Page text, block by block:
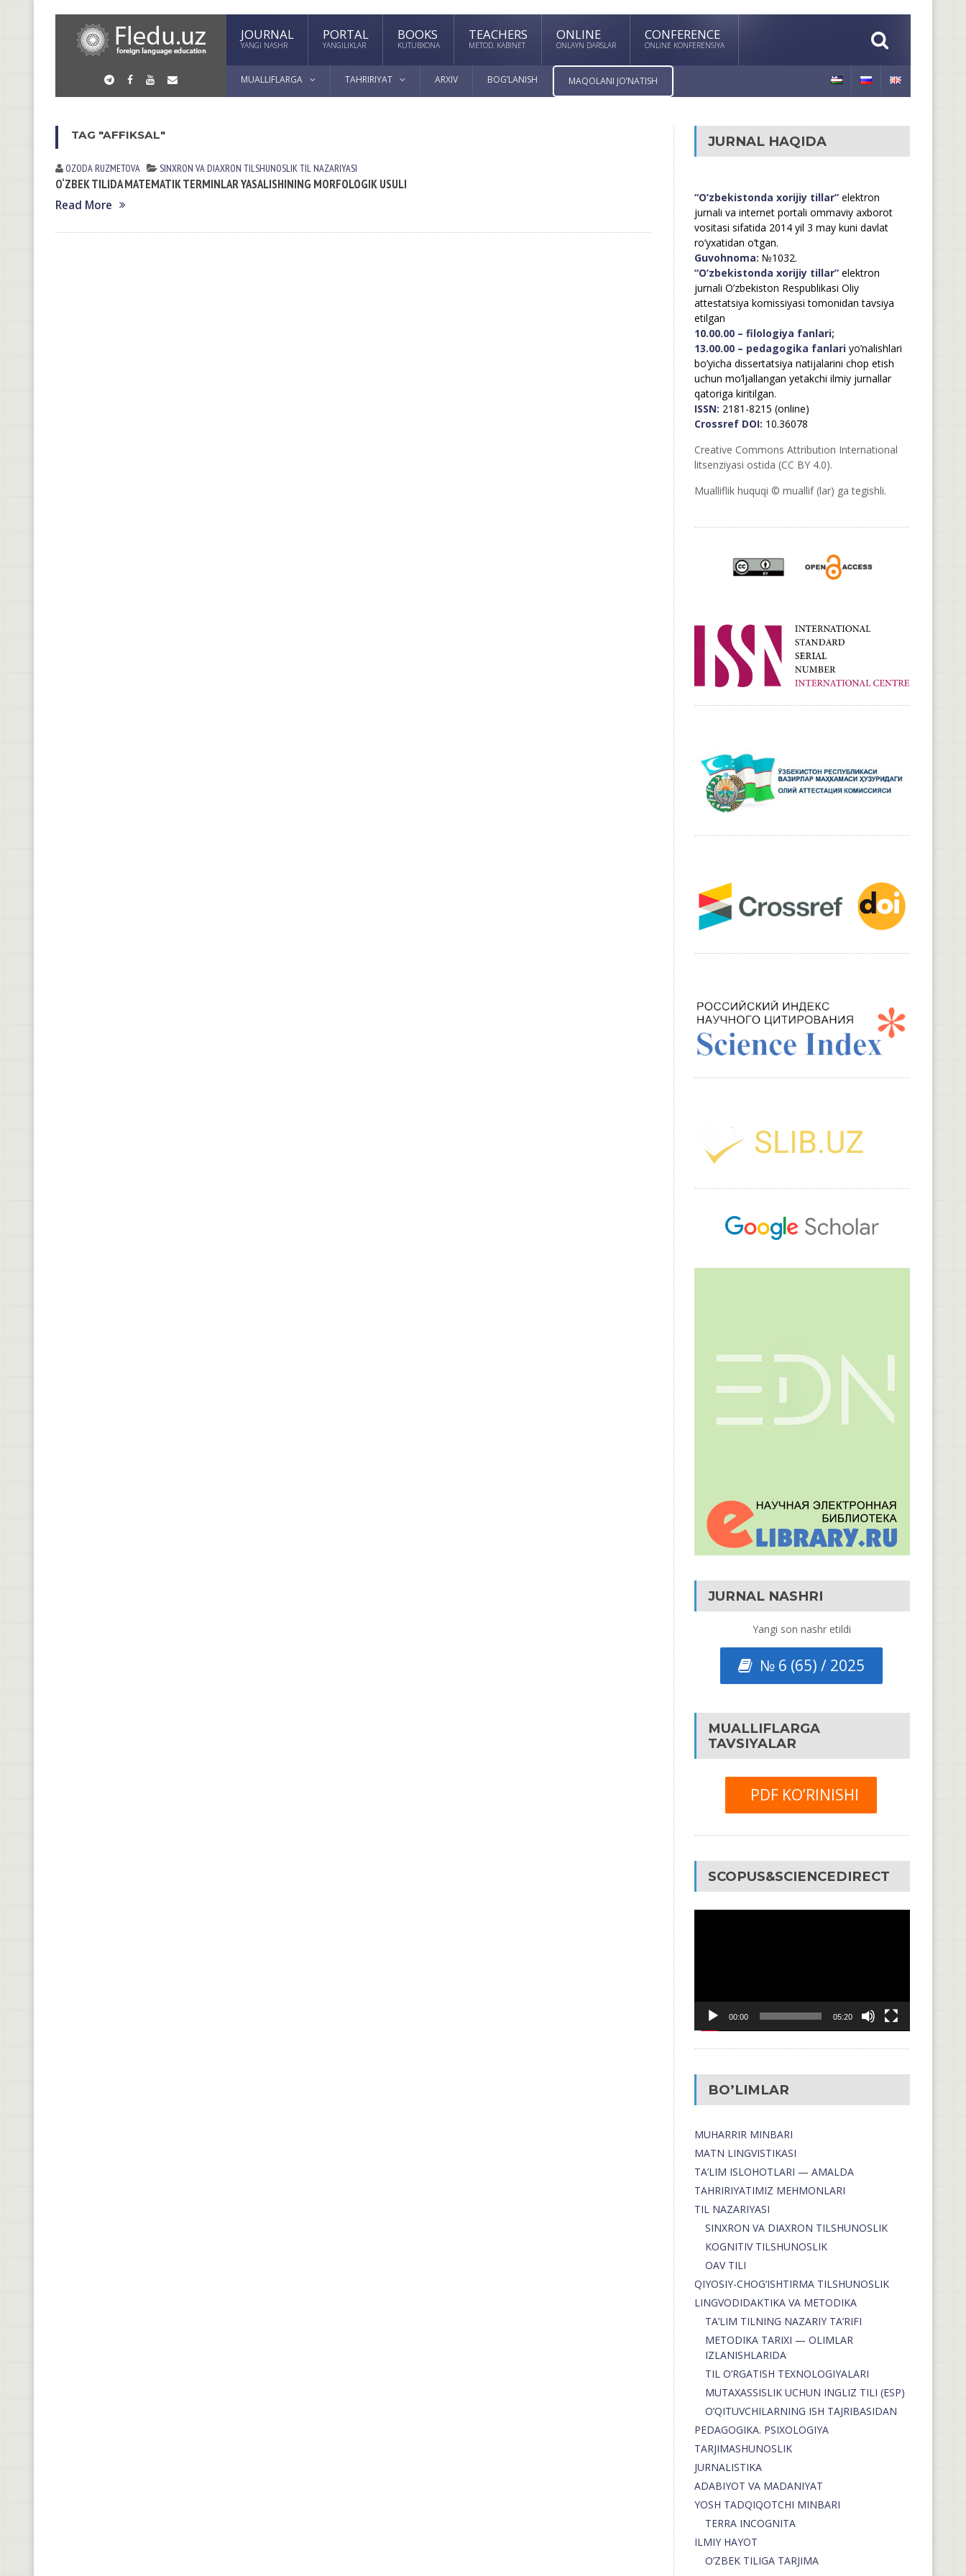
JOURNAL
YANGI NASHR
PORTAL
YANGILIKLAR
BOOKS
KUTUBXONA
TEACHERS
METOD. KABINET
ONLINE
ONLAYN DARSLAR
CONFERENCE
ONLINE KONFERENSIYA
MUALLIFLARGA TAHRIRIYAT ARXIV BOG’LANISH MAQOLANI JO’NATISH
TAG "AFFIKSAL"
OZODA RUZMETOVА SINXRON VА DIАXRON TILSHUNOSLIKTIL NАZАRIYASI
O‘ZBEK TILIDA MATEMATIK TERMINLAR YASALISHINING MORFOLOGIK USULI
Read More
JURNAL HAQIDA
“O’zbekistonda xorijiy tillar”elektron
jurnali va internet portali ommaviy axborot
vositasi sifatida 2014 yil 3 may kuni davlat
ro’yxatidan o’tgan.
Guvohnoma: №1032.
“O’zbekistonda xorijiy tillar”elektron
jurnali O’zbekiston Respublikasi Oliy
attestatsiya komissiyasi tomonidan tavsiya
etilgan
10.00.00 – filologiya fanlari;
13.00.00 – pedagogika fanlariyo’nalishlari
bo’yicha dissertatsiya natijalarini chop etish
uchun mo’ljallangan yetakchi ilmiy jurnallar
qatoriga kiritilgan.
ISSN: 2181-8215 (online)
Crossref DOI: 10.36078
Creative Commons Attribution International
litsenziyasi ostida (CC BY 4.0).
Mualliflik huquqi © muallif (lar) ga tegishli.
JURNAL NASHRI
Yangi son nashr etildi
№ 6 (65) / 2025
MUALLIFLARGA
TAVSIYALAR
PDF KO’RINISHI
SCOPUS&SCIENCEDIRECT
00:00 05:20
BO’LIMLAR
MUHARRIR MINBARI
MATN LINGVISTIKASI
TA’LIM ISLOHOTLARI — AMALDA
TAHRIRIYATIMIZ MEHMONLARI
TIL NAZARIYASI
SINXRON VA DIAXRON TILSHUNOSLIK
KOGNITIV TILSHUNOSLIK
OAV TILI
QIYOSIY-CHOG‘ISHTIRMA TILSHUNOSLIK
LINGVODIDAKTIKA VA METODIKA
TA’LIM TILNING NAZARIY TA’RIFI
METODIKA TARIXI — OLIMLAR
IZLANISHLARIDA
TIL O’RGATISH TEXNOLOGIYALARI
MUTAXASSISLIK UCHUN INGLIZ TILI (ESP)
O’QITUVCHILARNING ISH TAJRIBASIDAN
PEDAGOGIKA. PSIXOLOGIYA
TARJIMASHUNOSLIK
JURNALISTIKA
ADABIYOT VA MADANIYAT
YOSH TADQIQOTCHI MINBARI
TERRA INCOGNITA
ILMIY HAYOT
O’ZBEK TILIGA TARJIMA